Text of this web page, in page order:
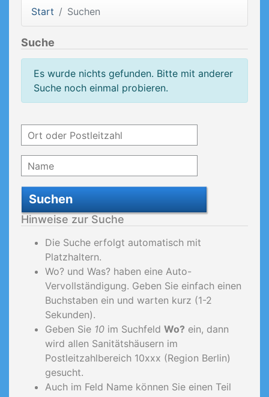
Start Suchen
Suche
Es wurde nichts gefunden. Bitte mit anderer
Suche noch einmal probieren.
Suchen
Hinweise zur Suche
Die Suche erfolgt automatisch mit
Platzhaltern.
Wo? und Was? haben eine Auto-
Vervollständigung. Geben Sie einfach einen
Buchstaben ein und warten kurz (1-2
Sekunden).
Geben Sie 10 im Suchfeld Wo? ein, dann
wird allen Sanitätshäusern im
Postleitzahlbereich 10xxx (Region Berlin)
gesucht.
Auch im Feld Name können Sie einen Teil